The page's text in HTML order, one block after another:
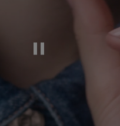
Pausar el vídeo